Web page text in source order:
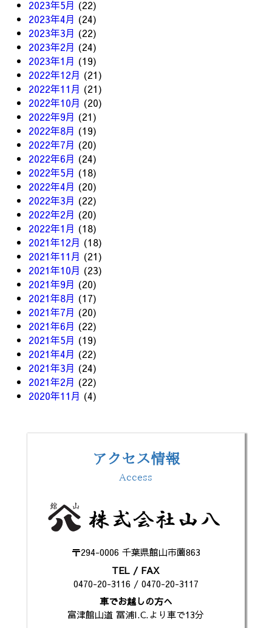
2023年5月 (22)
2023年4月 (24)
2023年3月 (22)
2023年2月 (24)
2023年1月 (19)
2022年12月 (21)
2022年11月 (21)
2022年10月 (20)
2022年9月 (21)
2022年8月 (19)
2022年7月 (20)
2022年6月 (24)
2022年5月 (18)
2022年4月 (20)
2022年3月 (22)
2022年2月 (20)
2022年1月 (18)
2021年12月 (18)
2021年11月 (21)
2021年10月 (23)
2021年9月 (20)
2021年8月 (17)
2021年7月 (20)
2021年6月 (22)
2021年5月 (19)
2021年4月 (22)
2021年3月 (24)
2021年2月 (22)
2020年11月 (4)
アクセス情報
Access
〒294-0006 千葉県館山市薗863
TEL / FAX
0470-20-3116 / 0470-20-3117
車でお越しの方へ
富津館山道 冨浦I.C.より車で13分